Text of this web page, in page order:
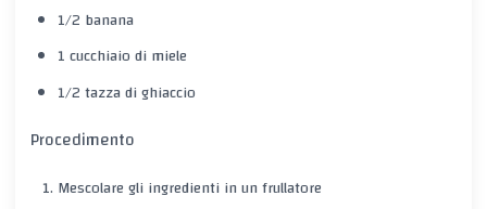
1/2 banana
1 cucchiaio di miele
1/2 tazza di ghiaccio
Procedimento
Mescolare gli ingredienti in un frullatore